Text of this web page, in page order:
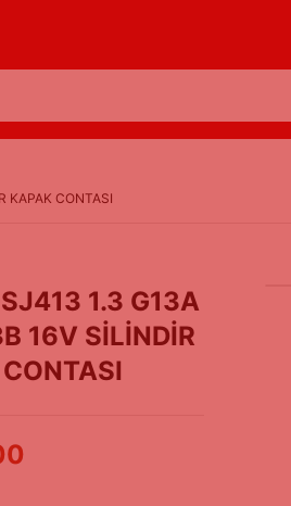
KAPAK CONTASI
1.3 G13A
16V SİLİNDİR